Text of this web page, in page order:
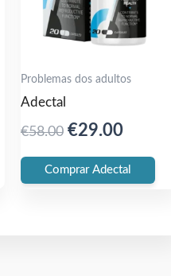
Problemas dos adultos
Adectal
€58.00 Original
was:
€29.00
is:
Comprar Adectal